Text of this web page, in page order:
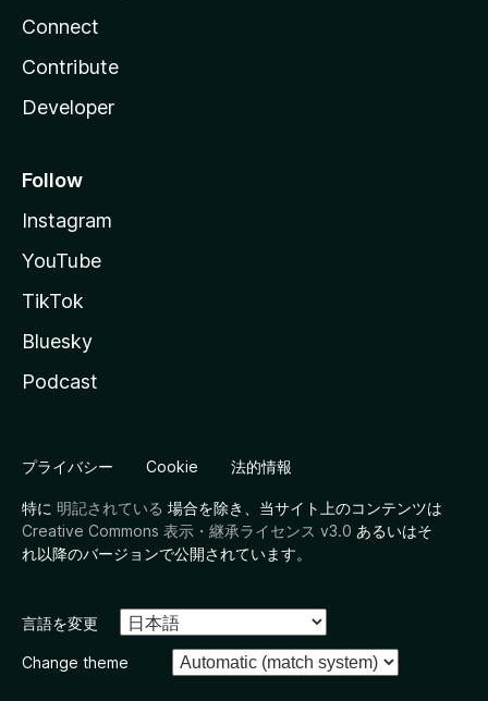
Connect
Contribute
Developer
Follow
Instagram
YouTube
TikTok
Bluesky
Podcast
プライバシー Cookie 法的情報
特に 明記されている 場合を除き、当サイト上のコンテンツは
Creative Commons 表示・継承ライセンス v3.0 あるいはそ
れ以降のバージョンで公開されています。
言語を変更
Change theme